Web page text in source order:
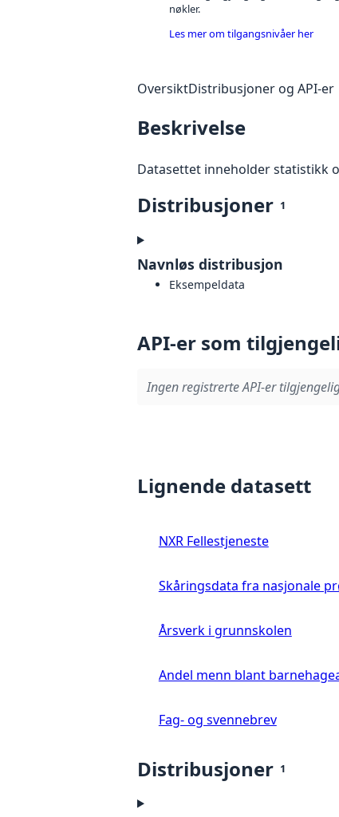
nøkler.
Les mer om tilgangsnivåer her
OversiktDistribusjoner og API-er
Beskrivelse
Datasettet inneholder statistikk
Distribusjoner 1
Navnløs distribusjon
Eksempeldata
API-er som
Ingen registrerte API-er
Lignende datasett
NXR Fellestjeneste
Skåringsdata fra nasjonale
Årsverk i grunnskolen
Andel menn blant
Fag- og svennebrev
Distribusjoner 1